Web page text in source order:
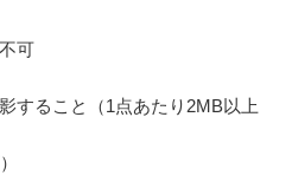
可
すること（1点あたり2MB以上